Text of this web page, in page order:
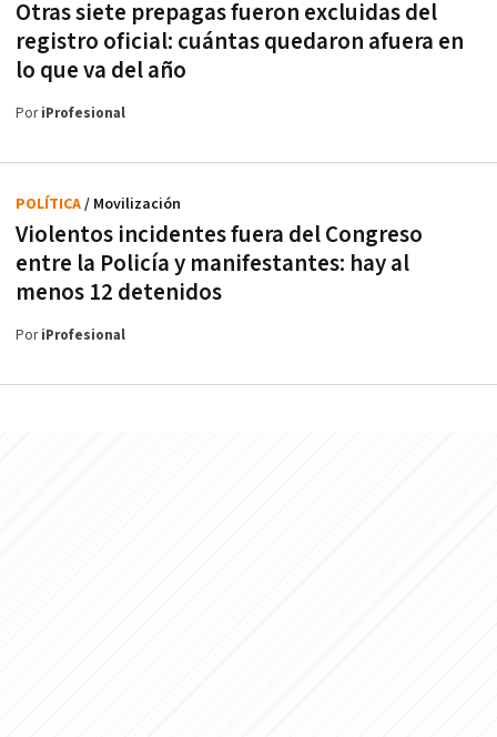
Otras siete prepagas fueron excluidas del
registro oficial: cuántas quedaron afuera en
lo que va del año
PoriProfesional
Violentos incidentes fuera del Congreso
entre la Policía y manifestantes: hay al
menos 12 detenidos
POLÍTICA/ Movilización
PoriProfesional